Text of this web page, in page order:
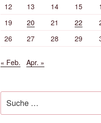
12
13 14 15
19
20 21 22
26
27 28 29
« Feb. Apr. »
nach: